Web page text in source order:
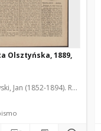
Olsztyńska, 1889,
Jan (1852-1894). Red.